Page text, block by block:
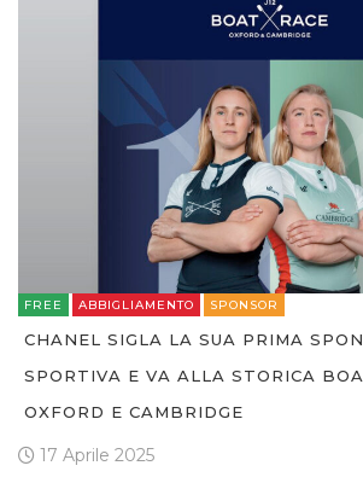
FREE ABBIGLIAMENTO SPONSOR
CHANEL SIGLA LA SUA PRIMA
SPORTIVA E VA ALLA STORICA
OXFORD E CAMBRIDGE
17 Aprile 2025